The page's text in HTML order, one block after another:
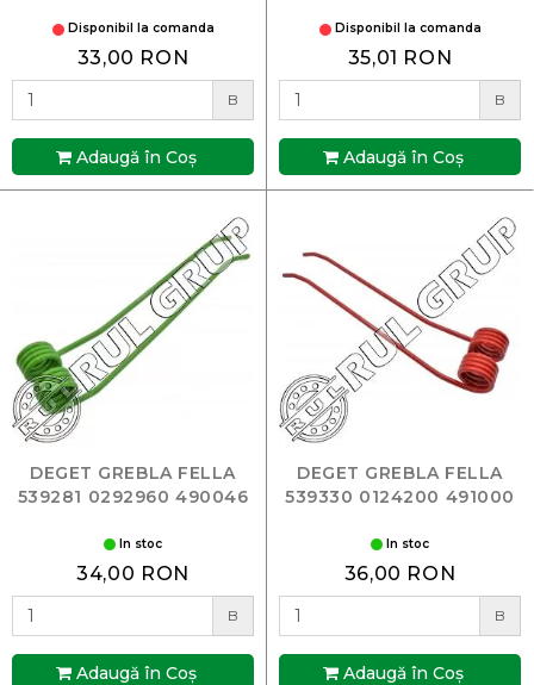
Disponibil la comanda
33,00 RON
B
Adaugă în Coş
Disponibil la comanda
35,01 RON
B
Adaugă în Coş
DEGET GREBLA FELLA
539281 0292960 490046
In stoc
34,00 RON
B
Adaugă în Coş
DEGET GREBLA FELLA
539330 0124200 491000
In stoc
36,00 RON
B
Adaugă în Coş